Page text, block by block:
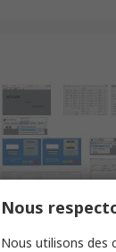
Nous
Nous utilisons des